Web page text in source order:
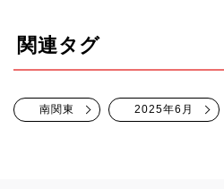
関連タグ
南関東 2025年6月